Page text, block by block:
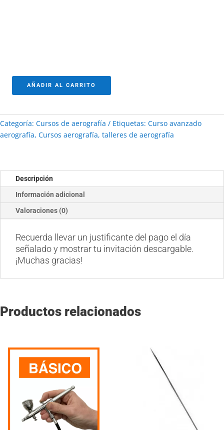
aerografía
cantidad
AÑADIR AL CARRITO
Categoría: Cursos de aerografía Etiquetas: Curso avanzado
aerografía, Cursos aerografía, talleres de aerografía
Descripción
Información adicional
Valoraciones (0)
Recuerda llevar un justificante del pago el día
señalado y mostrar tu invitación descargable.
¡Muchas gracias!
Productos relacionados